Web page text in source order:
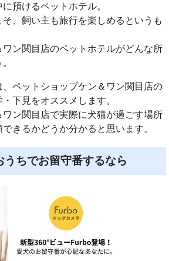
預けるペットホテル。
、飼い主も旅行を楽しめるというも
ン関目店のペットホテルがどんな所
ペットショップケン＆ワン関目店の
下見をオススメします。
ン関目店で実際に犬猫が過ごす場所
きるかどうか分かると思います。
うちでお留守番するなら